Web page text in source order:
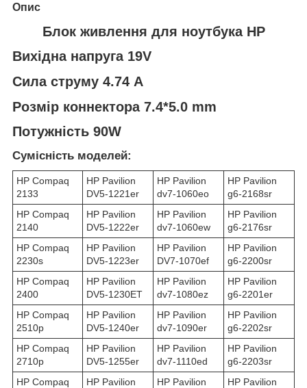
Опис
Блок живлення для ноутбука HP
Вихідна напруга 19V
Сила струму 4.74 A
Розмір коннектора 7.4*5.0 mm
Потужність 90W
Сумісність моделей:
HP Compaq
2133
HP Pavilion
DV5-1221er
HP Pavilion
dv7-1060eo
HP Pavilion
g6-2168sr
HP Compaq
2140
HP Pavilion
DV5-1222er
HP Pavilion
dv7-1060ew
HP Pavilion
g6-2176sr
HP Compaq
2230s
HP Pavilion
DV5-1223er
HP Pavilion
DV7-1070ef
HP Pavilion
g6-2200sr
HP Compaq
2400
HP Pavilion
DV5-1230ET
HP Pavilion
dv7-1080ez
HP Pavilion
g6-2201er
HP Compaq
2510p
HP Pavilion
DV5-1240er
HP Pavilion
dv7-1090er
HP Pavilion
g6-2202sr
HP Compaq
2710p
HP Pavilion
DV5-1255er
HP Pavilion
dv7-1110ed
HP Pavilion
g6-2203sr
HP Compaq
HP Pavilion
HP Pavilion
HP Pavilion